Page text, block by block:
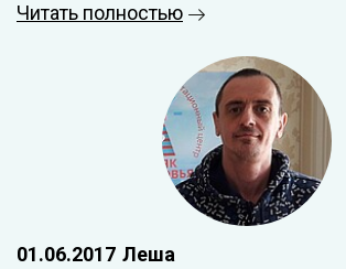
Читать полностью
01.06.2017 Леша